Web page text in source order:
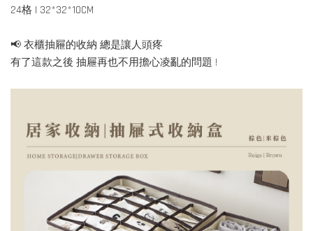
24格 | 32*32*10CM
📢 衣櫃抽屜的收納 總是讓人頭疼
有了這款之後 抽屜再也不用擔心凌亂的問題 !